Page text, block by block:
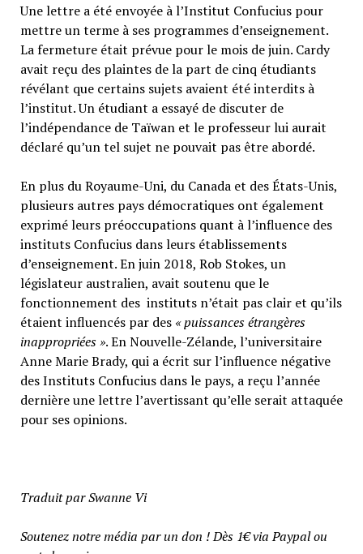
Une lettre a été envoyée à l’Institut Confucius pour
mettre un terme à ses programmes d’enseignement.
La fermeture était prévue pour le mois de juin. Cardy
avait reçu des plaintes de la part de cinq étudiants
révélant que certains sujets avaient été interdits à
l’institut. Un étudiant a essayé de discuter de
l’indépendance de Taïwan et le professeur lui aurait
déclaré qu’un tel sujet ne pouvait pas être abordé.
En plus du Royaume-Uni, du Canada et des États-Unis,
plusieurs autres pays démocratiques ont également
exprimé leurs préoccupations quant à l’influence des
instituts Confucius dans leurs établissements
d’enseignement. En juin 2018, Rob Stokes, un
législateur australien, avait soutenu que le
fonctionnement des instituts n’était pas clair et qu’ils
étaient influencés par des « puissances étrangères
inappropriées ». En Nouvelle-Zélande, l’universitaire
Anne Marie Brady, qui a écrit sur l’influence négative
des Instituts Confucius dans le pays, a reçu l’année
dernière une lettre l’avertissant qu’elle serait attaquée
pour ses opinions.
Traduit par Swanne Vi
Soutenez notre média par un don ! Dès 1€ via Paypal ou